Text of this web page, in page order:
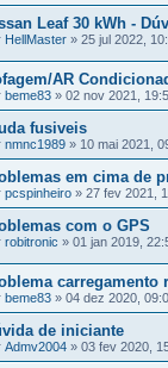
Leaf 30 kWh -
HellMaster » 25 jul 2022,
AR
beme83 » 02 nov 2021,
fusiveis
nmnc1989 » 10 mai 2021,
em cima de
pcspinheiro » 27 fev 2021,
com o GPS
robitronic » 01 jan 2019,
carregamento
beme83 » 04 dez 2020,
de iniciante
Admv2004 » 03 fev 2020,